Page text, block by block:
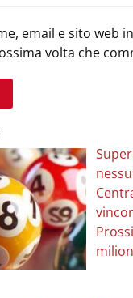
email e sito web
volta che